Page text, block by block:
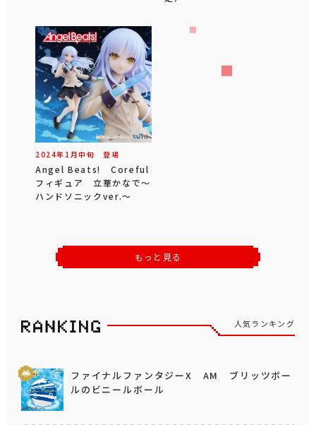
2024年 1 月中旬 登場
Angel Beats! Coreful
フィギュア 立華かなで～
ハンドソニックver.～
もっと見る
人気ランキング
ファイナルファンタジーX AM ブリッツボー
ルのビニールボール